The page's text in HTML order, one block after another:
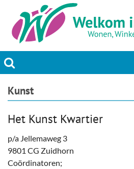
Actueel
Welzijn & Maatschappij
Bedrijven
Kunst
Het Kunst Kwartier
p/a Jellemaweg 3
9801 CG Zuidhorn
Coördinatoren;